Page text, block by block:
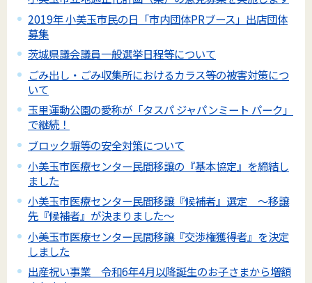
2019年 小美玉市民の日「市内団体PRブース」出店団体
募集
茨城県議会議員一般選挙日程等について
ごみ出し・ごみ収集所におけるカラス等の被害対策につ
いて
玉里運動公園の愛称が「タスパ ジャパンミート パーク」
で継続！
ブロック塀等の安全対策について
小美玉市医療センター民間移譲の『基本協定』を締結し
ました
小美玉市医療センター民間移譲『候補者』選定 ～移譲
先『候補者』が決まりました～
小美玉市医療センター民間移譲『交渉権獲得者』を決定
しました
出産祝い事業 令和6年4月以降誕生のお子さまから増額